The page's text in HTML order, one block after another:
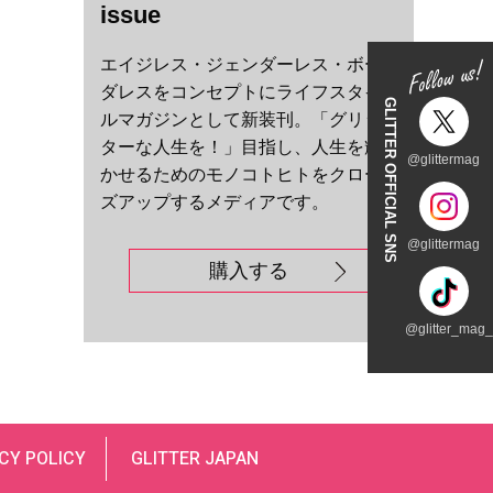
GLITTER OFFICIAL SNS @glittermag
@glittermag
issue
エイジレス・ジェンダーレス・ボー
ダレスをコンセプトにライフスタイ
ルマガジンとして新装刊。「グリッ
ターな人生を！」目指し、人生を輝
かせるためのモノコトヒトをクロー
ズアップするメディアです。
購入する
POLICY GLITTER JAPAN